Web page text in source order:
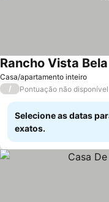
Casa/apartamento inteiro
Rancho Vista Bela
/ Pontuação não disponível
Selecione as datas
exatos.